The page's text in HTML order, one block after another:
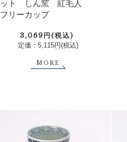
ット しん窯 紅毛人
フリーカップ
3,069円(税込)
定価：5,115円(税込)
MORE